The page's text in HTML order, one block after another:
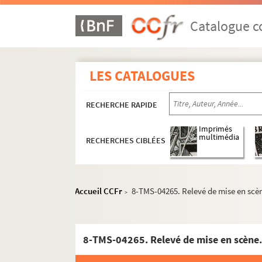
Catalogue
LES CATALOGUES
RECHERCHE RAPIDE
RECHERCHES CIBLÉES
Imprimés
multimédia
Accueil CCFr > 8-TMS-04265. Relevé de mise en
8-TMS-04265. Relevé de mise en
Henry de Gorsse, Louis Forest. Le procureur
Régis Gignoux. Le prof' d'anglais : comédie
Karen Bramson. Le professeur Klenow :
Lucienne Favre. Prosper : pièce en 3 actes et
Ivan Tourgueniev. La provinciale. Traduction
Willy et Andrée Cocotte. P'stt ! : vaudeville
André Mouëzy-Eon. Un p'tit homme en or :
Henry Gauthier-Villard (Willy), Luvey. Le
Georges Fagot. La pucelle de Belleville :
Georges-Bernard Shaw. Pygmalion :